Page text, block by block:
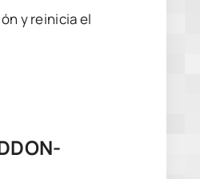
y reinicia el